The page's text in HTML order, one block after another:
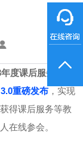
度课后服务业务
重磅发布，实现
得课后服务等教
在线参会。